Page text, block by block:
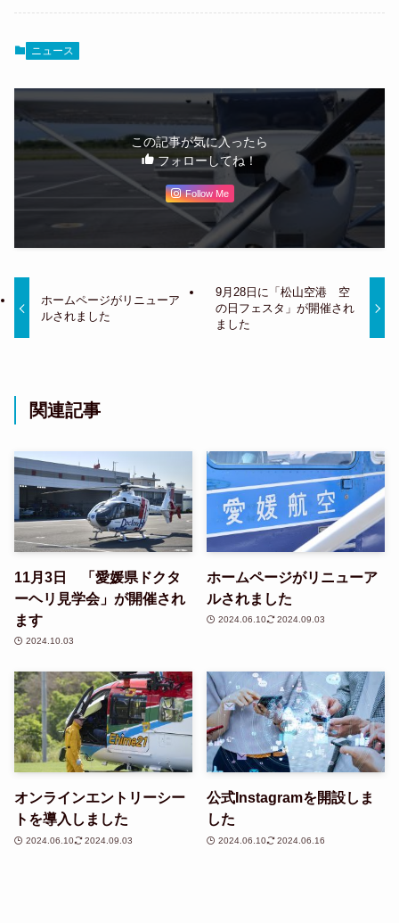
ニュース
この記事が気に入ったら
フォローしてね！
Follow Me
ホームページがリニューア
ルされました
9月28日に「松山空港 空
の日フェスタ」が開催され
ました
関連記事
11月3日 「愛媛県ドクタ
ーヘリ見学会」が開催され
ます
2024.10.03
ホームページがリニューア
ルされました
2024.06.10 2024.09.03
オンラインエントリーシー
トを導入しました
2024.06.10 2024.09.03
公式Instagramを開設しま
した
2024.06.10 2024.06.16